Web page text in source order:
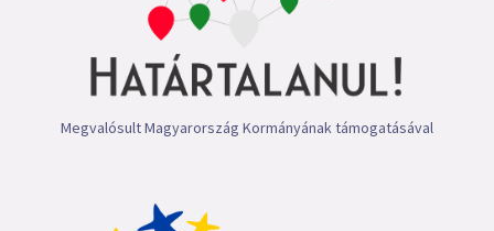
Megvalósult Magyarország Kormányának támogatásával